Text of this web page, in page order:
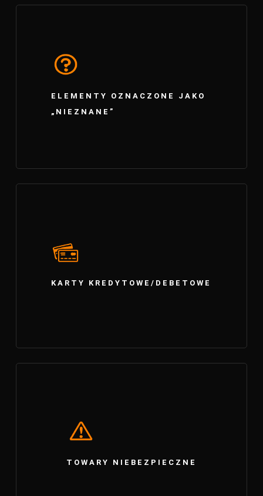
ELEMENTY OZNACZONE JAKO
„NIEZNANE”
KARTY KREDYTOWE/DEBETOWE
TOWARY NIEBEZPIECZNE